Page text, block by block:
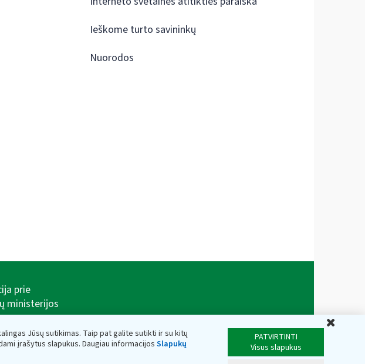
Jūsų sutikimas. Taip pat galite sutikti ir su kitų
įrašytus slapukus. Daugiau informacijos Slapukų
PATVIRTINTI
Visus slapukus
Ieškome turto savininkų
Nuorodos
prie
ministerijos
Lietuva,
adresas